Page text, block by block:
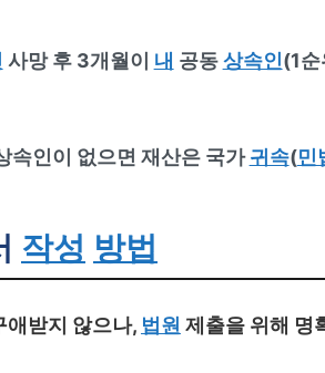
사망 후 3개월이 내 공동상속인(1
속인이 없으면 재산은 국가귀속(민
작성 방법
애받지 않으나, 법원 제출을 위해 명